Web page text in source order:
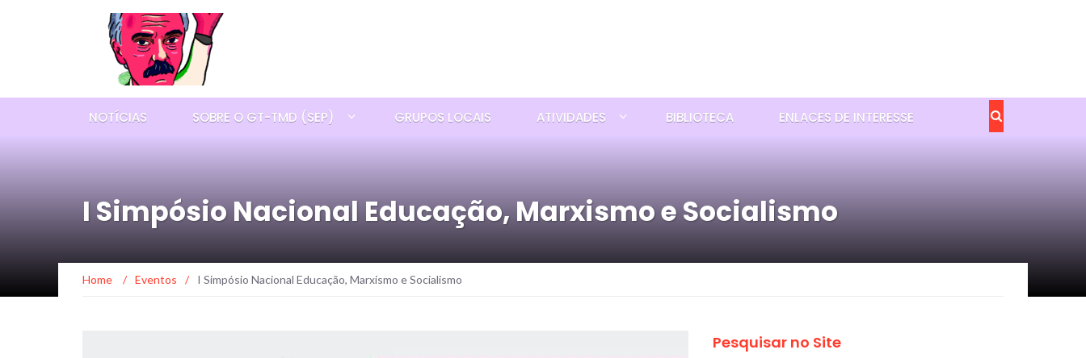
NOTÍCIAS SOBRE O GT-TMD (SEP) GRUPOS LOCAIS ATIVIDADES BIBLIOTECA ENLACES DE INTERESSE
I Simpósio Nacional Educação, Marxismo e Socialismo
Home / Eventos / I Simpósio Nacional Educação, Marxismo e Socialismo
Pesquisar no Site